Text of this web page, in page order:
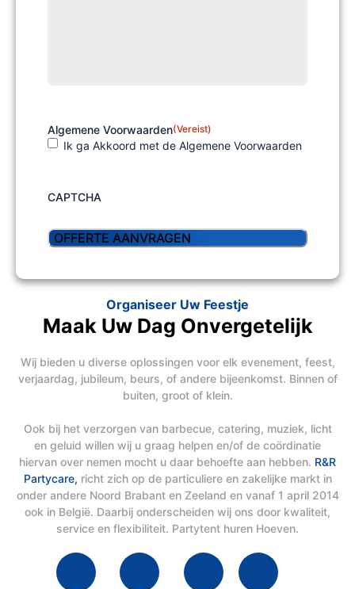
Algemene Voorwaarden(Vereist)
Ik ga Akkoord met de Algemene Voorwaarden
CAPTCHA
Organiseer Uw Feestje
Maak Uw Dag Onvergetelijk
Wij bieden u diverse oplossingen voor elk evenement, feest,
verjaardag, jubileum, beurs, of andere bijeenkomst. Binnen of
buiten, groot of klein.
Ook bij het verzorgen van barbecue, catering, muziek, licht
en geluid willen wij u graag helpen en/of de coördinatie
hiervan over nemen mocht u daar behoefte aan hebben. R&R
Partycare, richt zich op de particuliere en zakelijke markt in
onder andere Noord Brabant en Zeeland en vanaf 1 april 2014
ook in België. Daarbij onderscheiden wij ons door kwaliteit,
service en flexibiliteit. Partytent huren Hoeven.